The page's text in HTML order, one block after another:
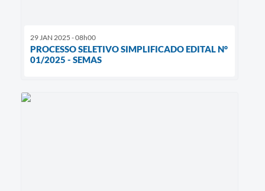
29 JAN 2025 - 08h00
PROCESSO SELETIVO SIMPLIFICADO EDITAL N°
01/2025 - SEMAS